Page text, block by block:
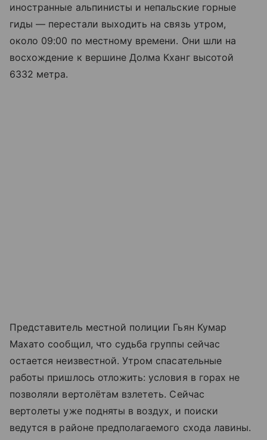
иностранные альпинисты и непальские горные
гиды — перестали выходить на связь утром,
около 09:00 по местному времени. Они шли на
восхождение к вершине Долма Кханг высотой
6332 метра.
Представитель местной полиции Гьян Кумар
Махато сообщил, что судьба группы сейчас
остается неизвестной. Утром спасательные
работы пришлось отложить: условия в горах не
позволяли вертолётам взлететь. Сейчас
вертолеты уже подняты в воздух, и поиски
ведутся в районе предполагаемого схода лавины.